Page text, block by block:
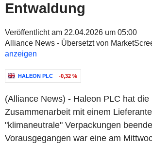
Entwaldung
Veröffentlicht am 22.04.2026 um 05:00
Alliance News - Übersetzt von
anzeigen
HALEON PLC -0,32 %
(Alliance News) - Haleon PLC hat die
Zusammenarbeit mit einem
"klimaneutrale" Verpackungen
Vorausgegangen war eine am